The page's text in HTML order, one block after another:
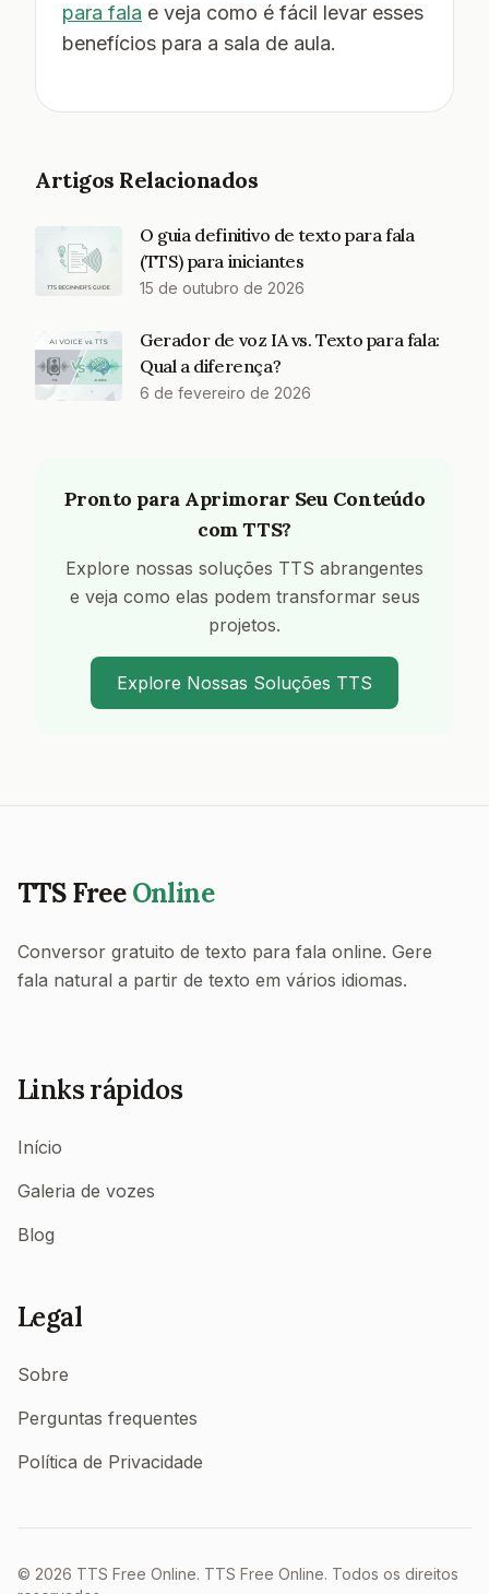
para fala e veja como é fácil levar esses
benefícios para a sala de aula.
Artigos Relacionados
O guia definitivo de texto para fala
(TTS) para iniciantes
15 de outubro de 2026
Gerador de voz IA vs. Texto para fala:
Qual a diferença?
6 de fevereiro de 2026
Pronto para Aprimorar Seu Conteúdo
com TTS?
Explore nossas soluções TTS abrangentes
e veja como elas podem transformar seus
projetos.
Explore Nossas Soluções TTS
TTS FreeOnline
Conversor gratuito de texto para fala online. Gere
fala natural a partir de texto em vários idiomas.
Links rápidos
Início
Galeria de vozes
Blog
Legal
Sobre
Perguntas frequentes
Política de Privacidade
© 2026 TTS Free Online. TTS Free Online. Todos os direitos